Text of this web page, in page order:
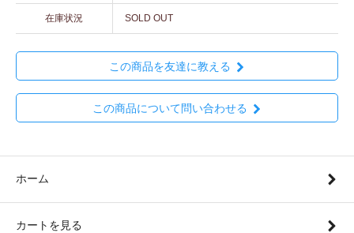
在庫状況 SOLD OUT
この商品を友達に教える
この商品について問い合わせる
ホーム
カートを見る